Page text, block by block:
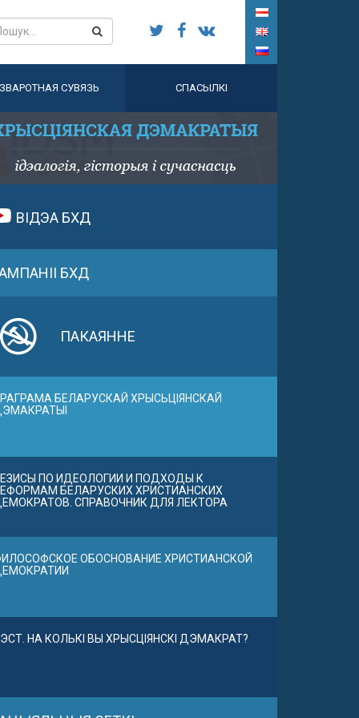
ЗВАРОТНАЯ СУВЯЗЬ СПАСЫЛКІ
ВІДЭА БХД
БХД
ПАКАЯННЕ
БЕЛАРУСКАЙ ХРЫСЬЦІЯНСКАЙ
ПО ИДЕОЛОГИИ И ПОДХОДЫ К
БЕЛАРУСКИХ ХРИСТИАНСКИХ
СПРАВОЧНИК ДЛЯ ЛЕКТОРА
ОБОСНОВАНИЕ ХРИСТИАНСКОЙ
НА КОЛЬКІ ВЫ ХРЫСЦІЯНСКІ ДЭМАКРАТ?